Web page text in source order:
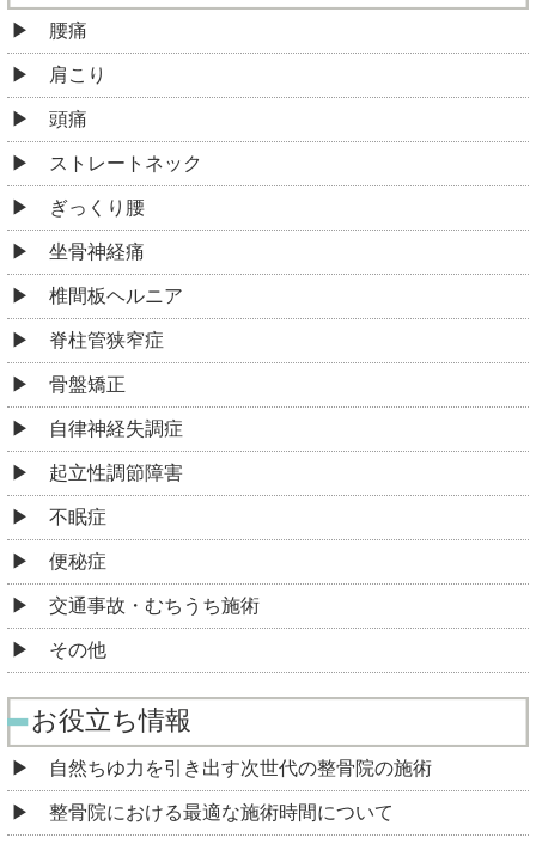
腰痛
肩こり
頭痛
ストレートネック
ぎっくり腰
坐骨神経痛
椎間板ヘルニア
脊柱管狭窄症
骨盤矯正
自律神経失調症
起立性調節障害
不眠症
便秘症
交通事故・むちうち施術
その他
お役立ち情報
自然ちゆ力を引き出す次世代の整骨院の施術
整骨院における最適な施術時間について